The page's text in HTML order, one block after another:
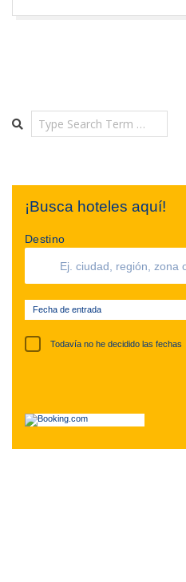
Search
¡Busca hoteles aquí!
Destino
Fecha de entrada
Todavía no he decidido las fechas